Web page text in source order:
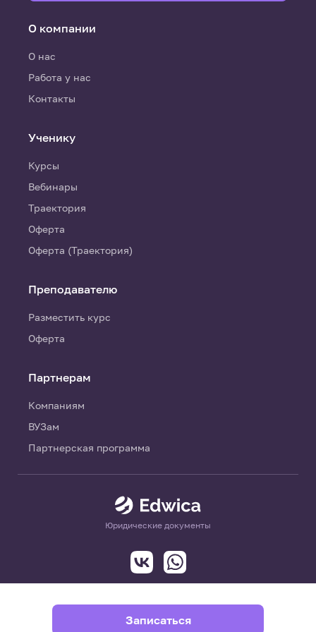
Записаться
Юридические документы
О компании
О нас
Работа у нас
Контакты
Ученику
Курсы
Вебинары
Траектория
Оферта
Оферта (Траектория)
Преподавателю
Разместить курс
Оферта
Партнерам
Компаниям
ВУЗам
Партнерская программа